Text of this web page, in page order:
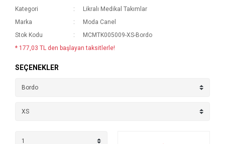
Kategori
Likralı Medikal Takımlar
Marka
Moda Canel
Stok Kodu
MCMTK005009-XS-Bordo
* 177,03 TL den başlayan taksitlerle!
SEÇENEKLER